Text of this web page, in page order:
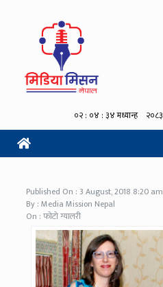
Published On : 3 August, 2018 8:20 am
By : Media Mission Nepal
On : फोटो ग्यालरी